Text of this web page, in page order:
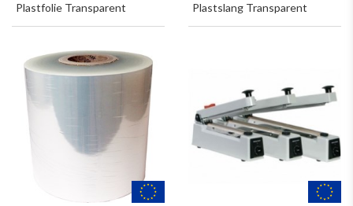
Plastfolie Transparent Plastslang Transparent